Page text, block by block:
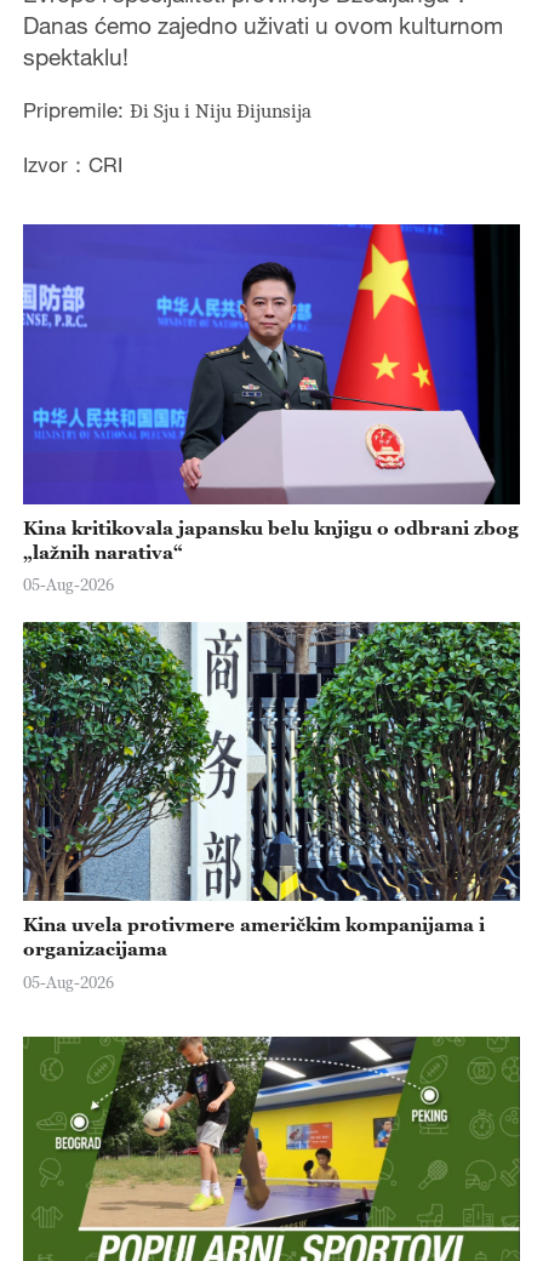
Danas ćemo zajedno uživati u ovom kulturnom
spektaklu!
Pripremile: Đi Sju i Niju Đijunsija
Izvor：CRI
Kina kritikovala japansku belu knjigu o odbrani zbog
„lažnih narativa“
05-Aug-2026
Kina uvela protivmere američkim kompanijama i
organizacijama
05-Aug-2026